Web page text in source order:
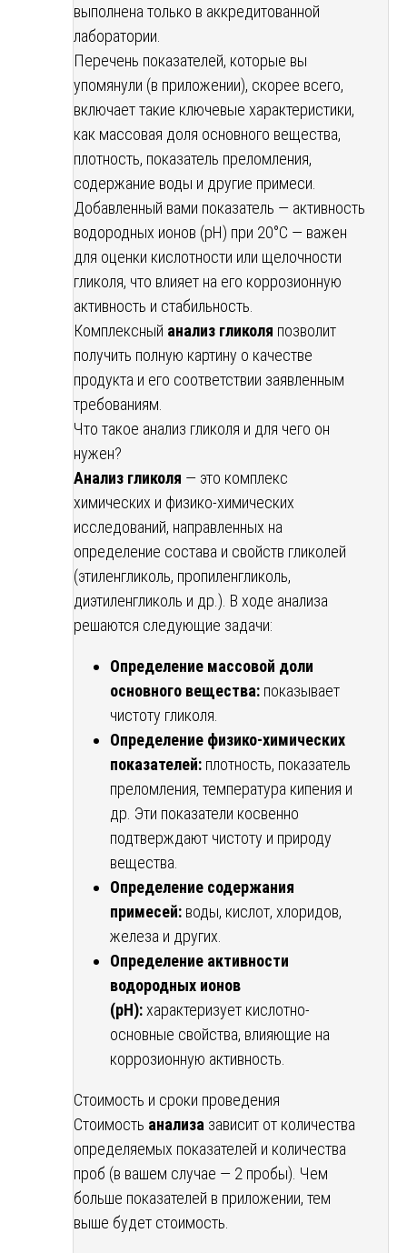
выполнена только в аккредитованной
лаборатории.
Перечень показателей, которые вы
упомянули (в приложении), скорее всего,
включает такие ключевые характеристики,
как массовая доля основного вещества,
плотность, показатель преломления,
содержание воды и другие примеси.
Добавленный вами показатель — активность
водородных ионов (pH) при 20°С — важен
для оценки кислотности или щелочности
гликоля, что влияет на его коррозионную
активность и стабильность.
Комплексный анализ гликоля позволит
получить полную картину о качестве
продукта и его соответствии заявленным
требованиям.
Что такое анализ гликоля и для чего он
нужен?
Анализ гликоля — это комплекс
химических и физико-химических
исследований, направленных на
определение состава и свойств гликолей
(этиленгликоль, пропиленгликоль,
диэтиленгликоль и др.). В ходе анализа
решаются следующие задачи:
Определение массовой доли
основного вещества: показывает
чистоту гликоля.
Определение физико-химических
показателей: плотность, показатель
преломления, температура кипения и
др. Эти показатели косвенно
подтверждают чистоту и природу
вещества.
Определение содержания
примесей: воды, кислот, хлоридов,
железа и других.
Определение активности
водородных ионов
(pH):характеризует кислотно-
основные свойства, влияющие на
коррозионную активность.
Стоимость и сроки проведения
Стоимость анализа зависит от количества
определяемых показателей и количества
проб (в вашем случае — 2 пробы). Чем
больше показателей в приложении, тем
выше будет стоимость.